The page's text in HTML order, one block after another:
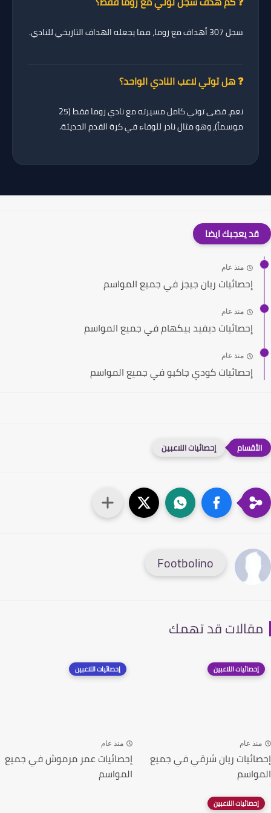
سجل307 أهداف مع روما، مما يجعله الهداف التاريخي للنادي.
❓ هل توتي لاعب النادي الواحد؟
نعم، قضى توتي كامل مسيرته معنادي روما
فقط (25
موسماً)، وهو مثال نادر للوفاء في كرة القدم الحديثة.
قد يعجبك ايضا
منذ عام
إحصائيات ريان جيجز في جميع المواسم
منذ عام
إحصائيات ديفيد بيكهام في جميع المواسم
منذ عام
إحصائيات كودي جاكبو في جميع المواسم
إحصائيات اللاعبين
Footbolino
قد تهمك
إحصائيات اللاعبين
عام
ريان شرقي في جميع
إحصائيات اللاعبين
منذ عام
إحصائيات عمر مرموش في جميع
المواسم
إحصائيات اللاعبين